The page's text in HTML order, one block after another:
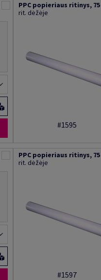
PPC popieriaus ritinys, 75
rit. dėžėje
#1595
PPC popieriaus ritinys, 75
rit. dėžėje
#1597